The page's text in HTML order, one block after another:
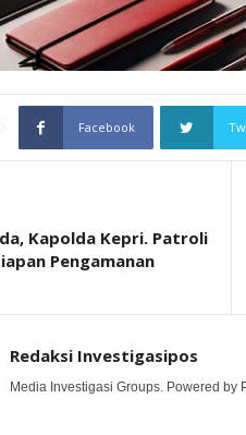
Facebook
Kapolda Kepri. Patroli
Pengamanan
Redaksi Investigasipos
Media Investigasi Groups. Powered by